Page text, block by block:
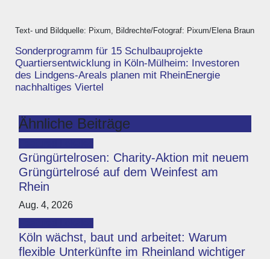
Text- und Bildquelle: Pixum, Bildrechte/Fotograf: Pixum/Elena Braun
Beitragsnavigation
Sonderprogramm für 15 Schulbauprojekte
Quartiersentwicklung in Köln-Mülheim: Investoren
des Lindgens-Areals planen mit RheinEnergie
nachhaltiges Viertel
Ähnliche Beiträge
Grüngürtelrosen: Charity-Aktion mit neuem
Grüngürtelrosé auf dem Weinfest am
Rhein
Aug. 4, 2026
Köln wächst, baut und arbeitet: Warum
flexible Unterkünfte im Rheinland wichtiger